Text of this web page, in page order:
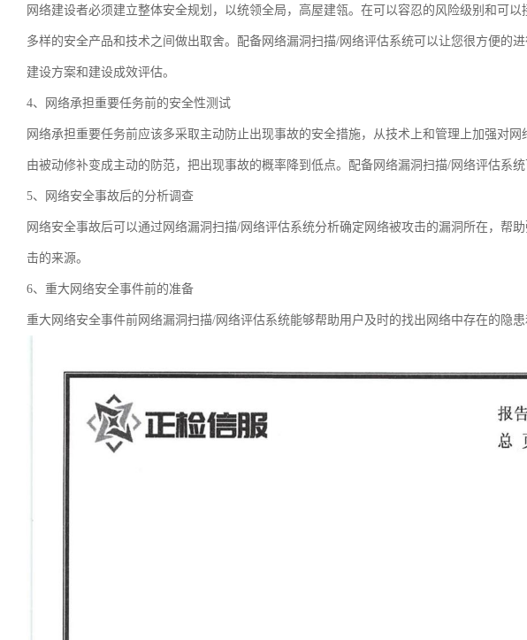
网络建设者必须建立整体安全规划，以统领全局，高屋建瓴。在可以容忍的风险级别和可
多样的安全产品和技术之间做出取舍。配备网络漏洞扫描/网络评估系统可以让您很方便的
建设方案和建设成效评估。
4、网络承担重要任务前的安全性测试
网络承担重要任务前应该多采取主动防止出现事故的安全措施，从技术上和管理上加强对网
由被动修补变成主动的防范，把出现事故的概率降到低点。配备网络漏洞扫描/网络评估系
5、网络安全事故后的分析调查
网络安全事故后可以通过网络漏洞扫描/网络评估系统分析确定网络被攻击的漏洞所在，帮
击的来源。
6、重大网络安全事件前的准备
重大网络安全事件前网络漏洞扫描/网络评估系统能够帮助用户及时的找出网络中存在的隐